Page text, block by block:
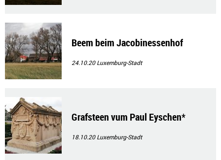
Beem beim Jacobinessenhof
24.10.20Luxemburg-Stadt
Grafsteen vum Paul Eyschen*
18.10.20Luxemburg-Stadt